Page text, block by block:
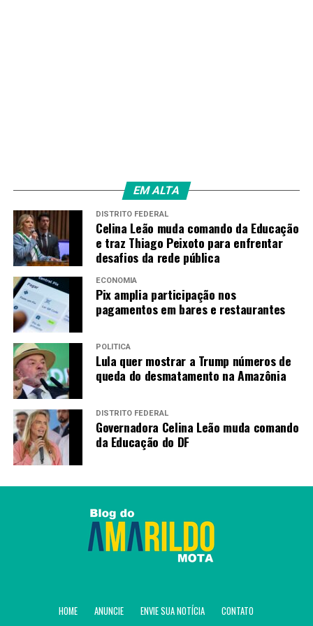
EM ALTA
DISTRITO FEDERAL
Celina Leão muda comando da Educação
e traz Thiago Peixoto para enfrentar
desafios da rede pública
ECONOMIA
Pix amplia participação nos
pagamentos em bares e restaurantes
POLÍTICA
Lula quer mostrar a Trump números de
queda do desmatamento na Amazônia
DISTRITO FEDERAL
Governadora Celina Leão muda comando
da Educação do DF
HOME ANUNCIE ENVIE SUA NOTÍCIA CONTATO